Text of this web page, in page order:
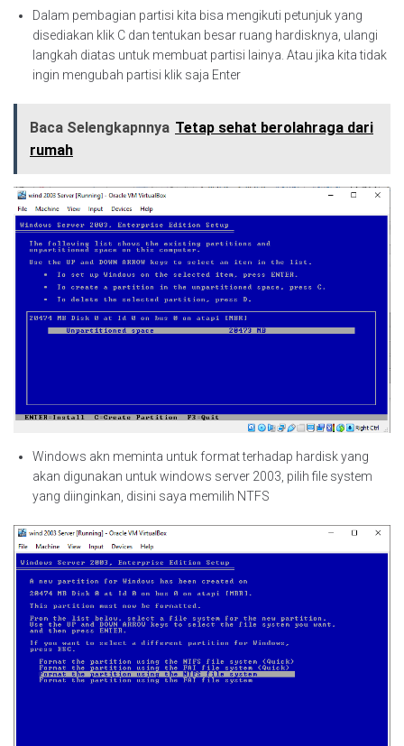
Dalam pembagian partisi kita bisa mengikuti petunjuk yang
disediakan klik C dan tentukan besar ruang hardisknya, ulangi
langkah diatas untuk membuat partisi lainya. Atau jika kita tidak
ingin mengubah partisi klik saja Enter
Baca Selengkapnnya Tetap sehat berolahraga dari
rumah
Windows akn meminta untuk format terhadap hardisk yang
akan digunakan untuk windows server 2003, pilih file system
yang diinginkan, disini saya memilih NTFS